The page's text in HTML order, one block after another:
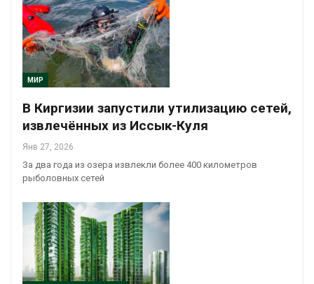
МИР
В Киргизии запустили утилизацию сетей,
извлечённых из Иссык-Куля
Янв 27, 2026
За два года из озера извлекли более 400 километров
рыболовных сетей